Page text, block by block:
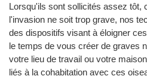
Lorsqu'ils sont sollicités assez tôt,
l'invasion ne soit trop grave, nos
des dispositifs visant à éloigner
le temps de vous créer de graves
votre lieu de travail ou votre
liés à la cohabitation avec ces